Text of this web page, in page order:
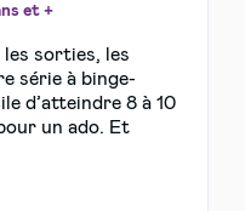
et +
sorties, les
série à binge-
d’atteindre 8 à 10
un ado. Et